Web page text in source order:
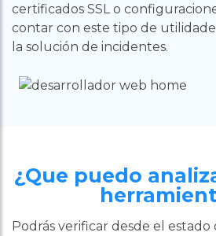
certificados SSL o
contar con este tipo de
la solución de incidentes.
¿Que puedo
Podrás verificar desde el estado